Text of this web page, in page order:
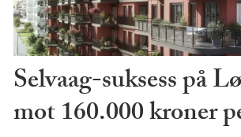
Selvaag-suksess på
mot 160.000 kroner